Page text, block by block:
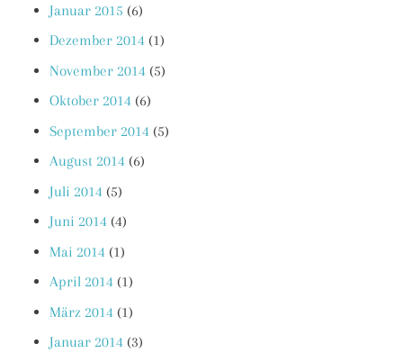
Januar 2015 (6)
Dezember 2014 (1)
November 2014 (5)
Oktober 2014 (6)
September 2014 (5)
August 2014 (6)
Juli 2014 (5)
Juni 2014 (4)
Mai 2014 (1)
April 2014 (1)
März 2014 (1)
Januar 2014 (3)